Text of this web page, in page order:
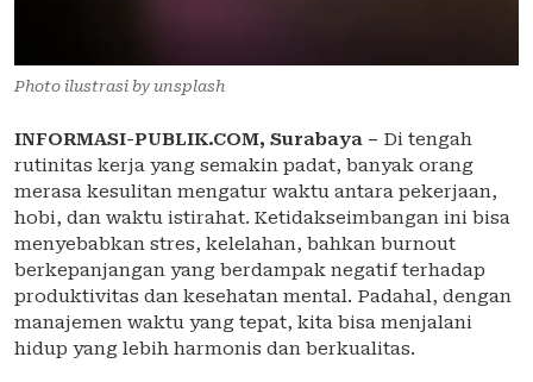
Photo ilustrasi by unsplash
INFORMASI-PUBLIK.COM, Surabaya – Di tengah
rutinitas kerja yang semakin padat, banyak orang
merasa kesulitan mengatur waktu antara pekerjaan,
hobi, dan waktu istirahat. Ketidakseimbangan ini bisa
menyebabkan stres, kelelahan, bahkan burnout
berkepanjangan yang berdampak negatif terhadap
produktivitas dan kesehatan mental. Padahal, dengan
manajemen waktu yang tepat, kita bisa menjalani
hidup yang lebih harmonis dan berkualitas.